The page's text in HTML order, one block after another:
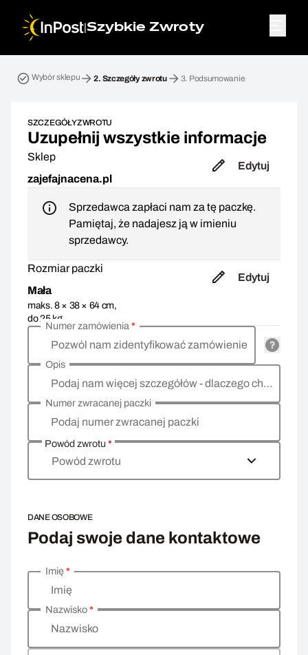
|Szybkie Zwroty
Wybór sklepu 2. Szczegóły zwrotu 3. Podsumowanie
SZCZEGÓŁY ZWROTU
Uzupełnij wszystkie informacje
Sklep
zajefajnacena.pl
Edytuj
Sprzedawca zapłaci nam za tę paczkę.
Pamiętaj, że nadajesz ją w imieniu
sprzedawcy.
Rozmiar paczki
Mała
maks. 8 × 38 × 64 cm,
do 25 kg
Edytuj
Pozwól nam zidentyfikować zamówienie
Numer zamówienia*
Podaj nam więcej szczegółów - dlaczego chcesz zwrócić towar, co jest powodem?
Opis
Podaj numer zwracanej paczki
Numer zwracanej paczki
Powód zwrotu*
Powód zwrotu
DANE OSOBOWE
Podaj swoje dane kontaktowe
Wprowadź swoje dane osobowe
Imię
Imię*
Nazwisko
Nazwisko*